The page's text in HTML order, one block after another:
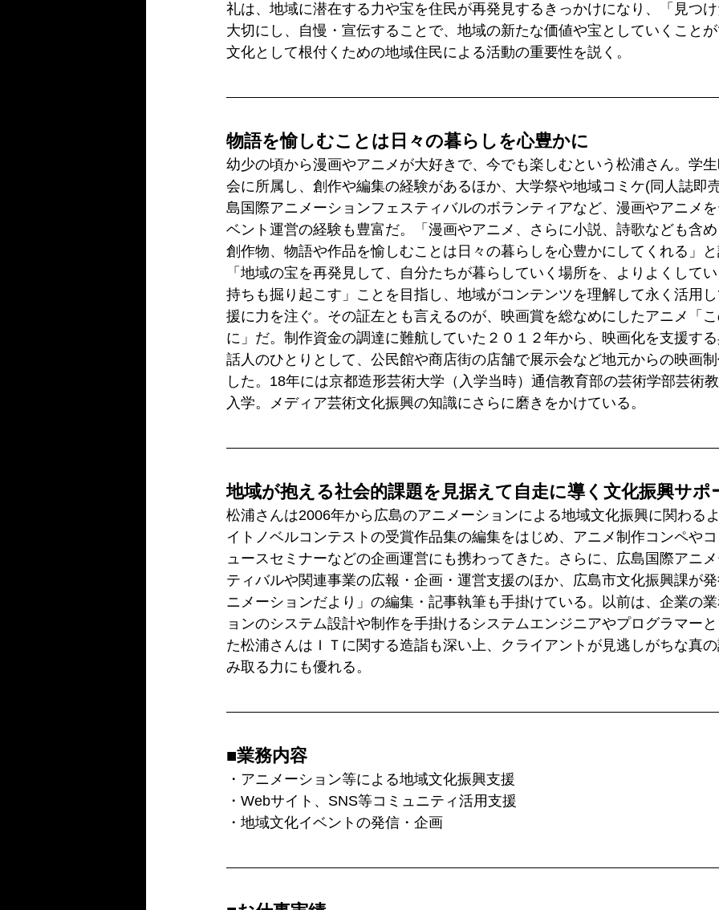
礼は、地域に潜在する力や宝を住民が再発見するきっかけになり、「見つ
大切にし、自慢・宣伝することで、地域の新たな価値や宝としていくこと
文化として根付くための地域住民による活動の重要性を説く。
物語を愉しむことは日々の暮らしを心豊かに
幼少の頃から漫画やアニメが大好きで、今でも楽しむという松浦さん。学
会に所属し、創作や編集の経験があるほか、大学祭や地域コミケ(同人誌即
島国際アニメーションフェスティバルのボランティアなど、漫画やアニメ
ベント運営の経験も豊富だ。「漫画やアニメ、さらに小説、詩歌なども含
創作物、物語や作品を愉しむことは日々の暮らしを心豊かにしてくれる」
「地域の宝を再発見して、自分たちが暮らしていく場所を、よりよくして
持ちも掘り起こす」ことを目指し、地域がコンテンツを理解して永く活用
援に力を注ぐ。その証左とも言えるのが、映画賞を総なめにしたアニメ「
に」だ。制作資金の調達に難航していた２０１２年から、映画化を支援す
話人のひとりとして、公民館や商店街の店舗で展示会など地元からの映画
した。18年には京都造形芸術大学（入学当時）通信教育部の芸術学部芸術
入学。メディア芸術文化振興の知識にさらに磨きをかけている。
地域が抱える社会的課題を見据えて自走に導く文化振興サポ
松浦さんは2006年から広島のアニメーションによる地域文化振興に関わる
イトノベルコンテストの受賞作品集の編集をはじめ、アニメ制作コンペや
ュースセミナーなどの企画運営にも携わってきた。さらに、広島国際アニ
ティバルや関連事業の広報・企画・運営支援のほか、広島市文化振興課が
ニメーションだより」の編集・記事執筆も手掛けている。以前は、企業の
ョンのシステム設計や制作を手掛けるシステムエンジニアやプログラマー
た松浦さんはＩＴに関する造詣も深い上、クライアントが見逃しがちな真
み取る力にも優れる。
■業務内容
・アニメーション等による地域文化振興支援
・Webサイト、SNS等コミュニティ活用支援
・地域文化イベントの発信・企画